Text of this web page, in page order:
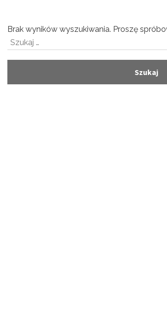
Brak wyników wyszukiwania. Proszę
Szukaj: